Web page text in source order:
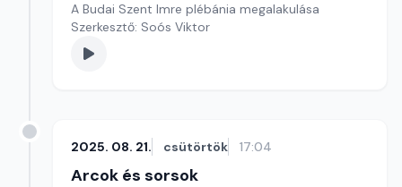
A Budai Szent Imre plébánia megalakulása
Szerkesztő: Soós Viktor
2025. 08. 21. csütörtök 17:04
Arcok és sorsok